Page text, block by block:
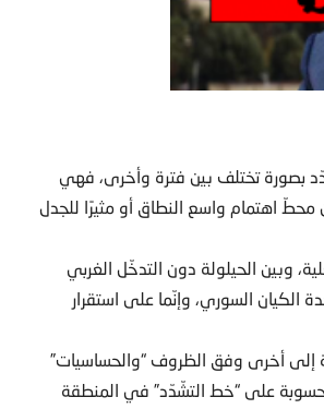
بصورة تختلف بين فترة وأخرى، فهي
اهتمام واسع النطاق أو مثيرًا للجدل
وبين الحيلولة دون التدخّل الغربي
السوري، وإنّما على استقرار
إلى أخرى وفق الظروف “والحساسيات”
على “خط التشّدّد” في المنطقة